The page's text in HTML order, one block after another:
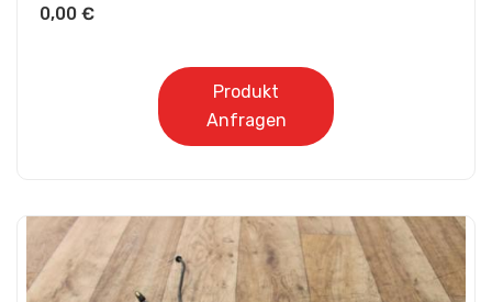
0,00 €
Produkt
Anfragen